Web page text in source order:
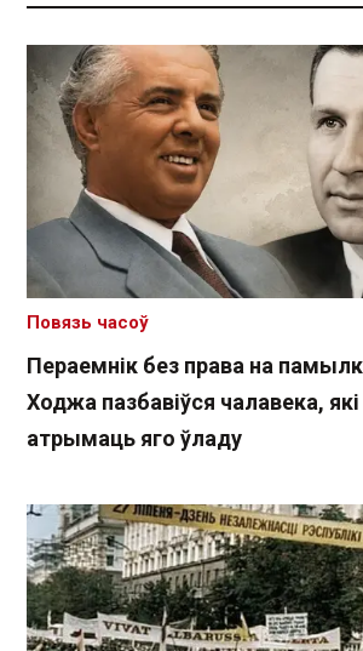
Пераемнік без права на
Ходжа пазбавіўся чалавека,
атрымаць яго ўладу
Повязь часоў